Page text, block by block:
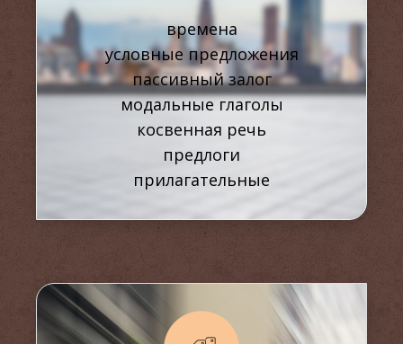
времена
условные предложения
пассивный залог
модальные глаголы
косвенная речь
предлоги
прилагательные